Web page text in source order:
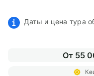
Даты и цена тура
От 55